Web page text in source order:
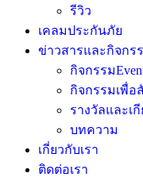
รีวิว
เคลมประกันภัย
ข่าวสารและกิจกร
กิจกรรม
กิจกรรมเพื่อ
รางวัลและเ
บทความ
เกี่ยวกับเรา
ติดต่อเรา